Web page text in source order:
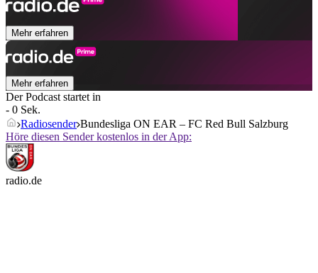
Mehr erfahren
Mehr erfahren
Der Podcast startet in
- 0 Sek.
Radiosender Bundesliga ON EAR – FC Red Bull Salzburg
Höre diesen Sender kostenlos in der App:
radio.de